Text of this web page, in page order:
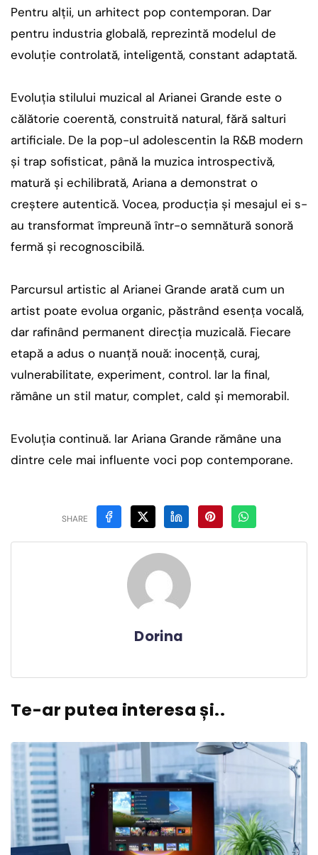
Pentru alții, un arhitect pop contemporan. Dar
pentru industria globală, reprezintă modelul de
evoluție controlată, inteligentă, constant adaptată.
Evoluția stilului muzical al Arianei Grande este o
călătorie coerentă, construită natural, fără salturi
artificiale. De la pop-ul adolescentin la R&B modern
și trap sofisticat, până la muzica introspectivă,
matură și echilibrată, Ariana a demonstrat o
creștere autentică. Vocea, producția și mesajul ei s-
au transformat împreună într-o semnătură sonoră
fermă și recognoscibilă.
Parcursul artistic al Arianei Grande arată cum un
artist poate evolua organic, păstrând esența vocală,
dar rafinând permanent direcția muzicală. Fiecare
etapă a adus o nuanță nouă: inocență, curaj,
vulnerabilitate, experiment, control. Iar la final,
rămâne un stil matur, complet, cald și memorabil.
Evoluția continuă. Iar Ariana Grande rămâne una
dintre cele mai influente voci pop contemporane.
SHARE
Dorina
Te-ar putea interesa și..